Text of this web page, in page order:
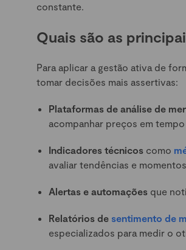
constante.
Quais são as
Para aplicar a gestão ativa de
tomar decisões mais assertivas:
Plataformas de análise de
acompanhar preços em
Indicadores técnicos como
avaliar tendências e
Alertas e automações que
Relatórios de sentimento de
especializados para medir o